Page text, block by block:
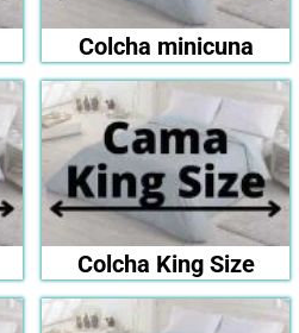
Colcha minicuna
Colcha King Size